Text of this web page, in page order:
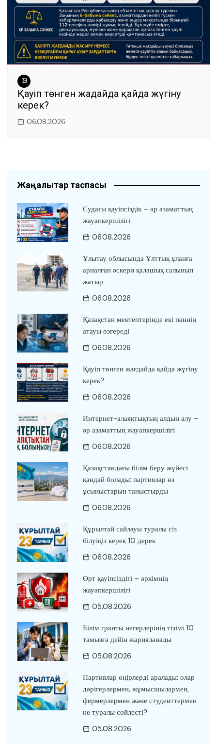
Қауіп төнген жағдайда қайда жүгіну
керек?
06.08.2026
Жаңалықтар таспасы
Судағы қауіпсіздік – әр азаматтың
жауапкершілігі
06.08.2026
Ұлытау облысында Ұлттық ұланға
арналған әскери қалашық салынып
жатыр
06.08.2026
Қазақстан мектептерінде екі пәннің
атауы өзгереді
06.08.2026
Қауіп төнген жағдайда қайда жүгіну
керек?
06.08.2026
Интернет-алаяқтықтың алдын алу –
әр азаматтың жауапкершілігі
06.08.2026
Қазақстандағы білім беру жүйесі
қандай болады: партиялар өз
ұсыныстарын таныстырды
06.08.2026
Құрылтай сайлауы туралы сіз
білуіңіз керек 10 дерек
06.08.2026
Өрт қауіпсіздігі – әркімнің
жауапкершілігі
05.08.2026
Білім гранты иегерлерінің тізімі 10
тамызға дейін жарияланады
05.08.2026
Партиялар өңірлерді аралады: олар
дәрігерлермен, жұмысшылармен,
фермерлермен және студенттермен
не туралы сөйлесті?
05.08.2026